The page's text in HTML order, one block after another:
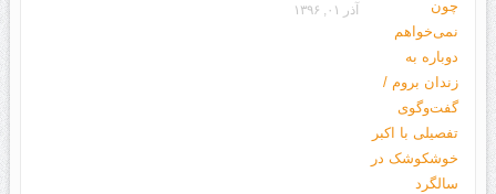
آذر ۰۱, ۱۳۹۶